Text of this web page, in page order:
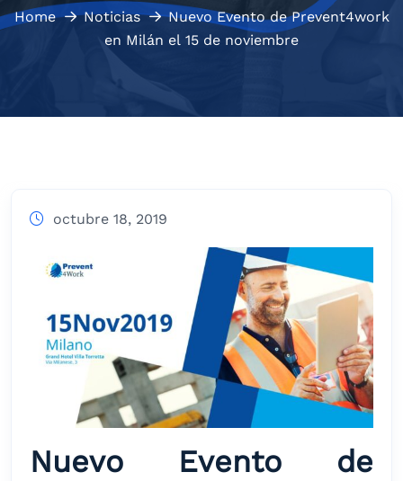
Home Noticias
Nuevo Evento de Prevent4work
en Milán el 15 de noviembre
octubre 18, 2019
Nuevo Evento de